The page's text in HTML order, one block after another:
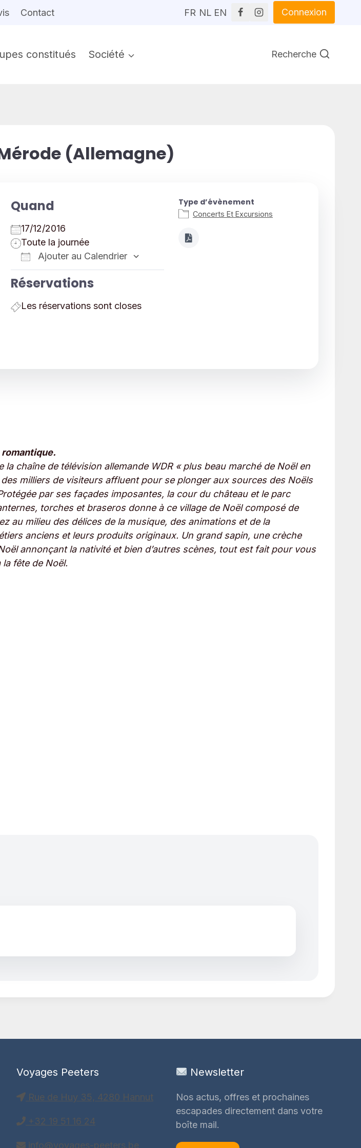
Contact FR NL EN Connexion
constitués Société Recherche
(Allemagne)
Quand
17/12/2016
Toute la journée
Ajouter au Calendrier
Réservations
Les réservations sont closes
Type d’évènement
Concerts Et Excursions
romantique.
chaîne de télévision allemande WDR « plus beau marché de Noël en
milliers de visiteurs affluent pour se plonger aux sources des Noëls
par ses façades imposantes, la cour du château et le parc
torches et braseros donne à ce village de Noël composé de
au milieu des délices de la musique, des animations et de la
anciens et leurs produits originaux. Un grand sapin, une crèche
annonçant la nativité et bien d’autres scènes, tout est fait pour vous
fête de Noël.
Voyages Peeters
Rue de Huy 35, 4280 Hannut
+32 19 51 16 24
info@voyages-peeters.be
Newsletter
Nos actus, offres et prochaines
escapades directement dans votre
boîte mail.